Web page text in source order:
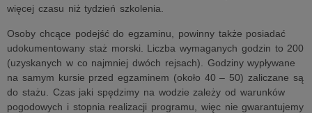
więcej czasu niż tydzień szkolenia.
Osoby chcące podejść do egzaminu, powinny także posiadać
udokumentowany staż morski. Liczba wymaganych godzin to 200
(uzyskanych w co najmniej dwóch rejsach). Godziny wypływane
na samym kursie przed egzaminem (około 40 – 50) zaliczane są
do stażu. Czas jaki spędzimy na wodzie zależy od warunków
pogodowych i stopnia realizacji programu, więc nie gwarantujemy